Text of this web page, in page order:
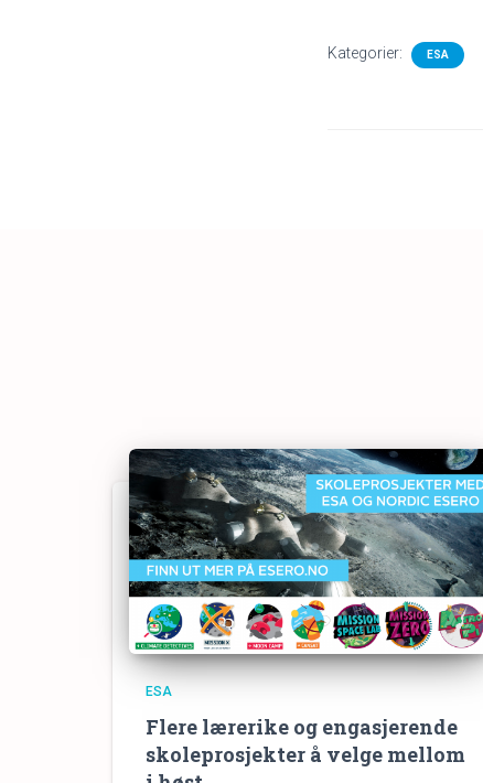
Kategorier: ESA
ESA
Flere lærerike og engasjerende
skoleprosjekter å velge mellom